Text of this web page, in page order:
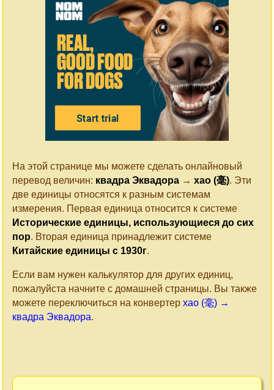
На этой странице мы можете сделать онлайновый
перевод величин: квадра Эквадора → хао (毫). Эти
две единицы относятся к разным системам
измерения. Первая единица относится к системе
Исторические единицы, использующиеся до сих
пор. Вторая единица принадлежит системе
Китайские единицы c 1930г.
Если вам нужен калькулятор для других единиц,
пожалуйста начните с домашней страницы. Вы также
можете переключиться на конвертер хао (毫) →
квадра Эквадора.